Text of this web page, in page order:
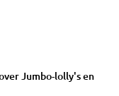
Jumbo-lolly's en